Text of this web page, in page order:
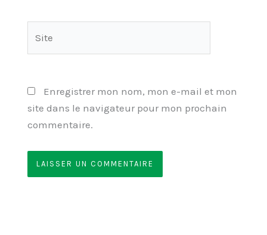
Enregistrer mon nom, mon e-mail et mon
site dans le navigateur pour mon prochain
commentaire.